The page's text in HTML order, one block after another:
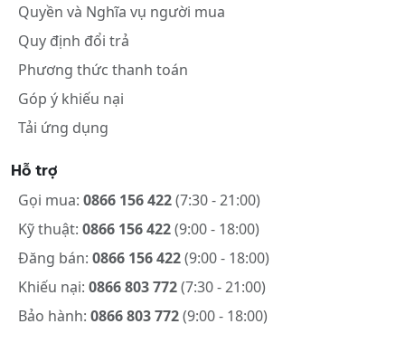
Quyền và Nghĩa vụ người mua
Quy định đổi trả
Phương thức thanh toán
Góp ý khiếu nại
Tải ứng dụng
Hỗ trợ
Gọi mua: 0866 156 422(7:30 - 21:00)
Kỹ thuật: 0866 156 422(9:00 - 18:00)
Đăng bán: 0866 156 422(9:00 - 18:00)
Khiếu nại: 0866 803 772(7:30 - 21:00)
Bảo hành: 0866 803 772(9:00 - 18:00)